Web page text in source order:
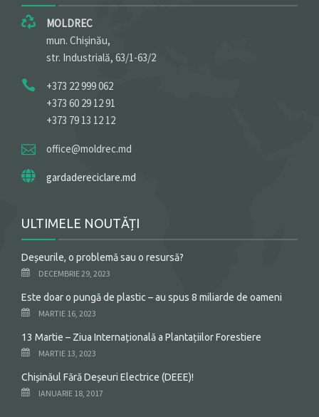
MOLDREC
mun. Chișinău,
str. Industrială, 63/1-63/2
+373 22 999 062
+373 60 29 12 91
+373 79 13 12 12
office@moldrec.md
gardadereciclare.md
ULTIMELE NOUTĂȚI
Deșeurile, o problemă sau o resursă?
DECEMBRIE 29, 2023
Este doar o pungă de plastic – au spus 8 miliarde de oameni
MARTIE 16, 2023
13 Martie – Ziua Internațională a Plantațiilor Forestiere
MARTIE 13, 2023
Chișinăul Fără Deșeuri Electrice (DEEE)!
IANUARIE 18, 2017